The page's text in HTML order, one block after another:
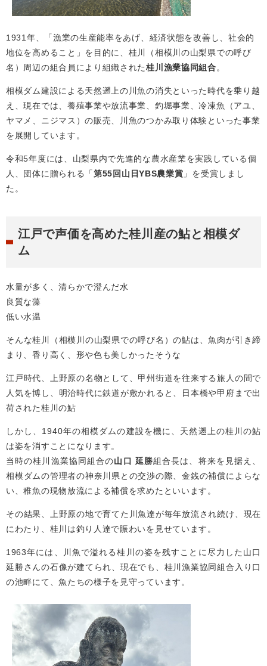
1931年、「漁業の生産能率をあげ、経済状態を改善し、社会的
地位を高めること」を目的に、桂川（相模川の山梨県での呼び
名）周辺の組合員により組織された桂川漁業協同組合。
相模ダム建設による天然遡上の川魚の消失といった時代を乗り越
え、現在では、養殖事業や放流事業、釣堀事業、冷凍魚（アユ、
ヤマメ、ニジマス）の販売、川魚のつかみ取り体験といった事業
を展開しています。
令和5年度には、山梨県内で先進的な農水産業を実践している個
人、団体に贈られる「第55回山日YBS農業賞 」を受賞しまし
た。
江戸で声価を高めた桂川産の鮎と相模ダ
ム
水量が多く、清らかで澄んだ水
良質な藻
低い水温
そんな桂川（相模川の山梨県での呼び名）の鮎は、魚肉が引き締
まり、香り高く、形や色も美しかったそうな
江戸時代、上野原の名物として、甲州街道を往来する旅人の間で
人気を博し、明治時代に鉄道が敷かれると、日本橋や甲府まで出
荷された桂川の鮎
しかし、1940年の相模ダムの建設を機に、天然遡上の桂川の鮎
は姿を消すことになります。
当時の桂川漁業協同組合の山口 延勝組合長は、将来を見据え、
相模ダムの管理者の神奈川県との交渉の際、金銭の補償によらな
い、稚魚の現物放流による補償を求めたといいます。
その結果、上野原の地で育てた川魚達が毎年放流され続け、現在
にわたり、桂川は釣り人達で賑わいを見せています。
1963年には、川魚で溢れる桂川の姿を残すことに尽力した山口
延勝さんの石像が建てられ、現在でも、桂川漁業協同組合入り口
の池畔にて、魚たちの様子を見守っています。